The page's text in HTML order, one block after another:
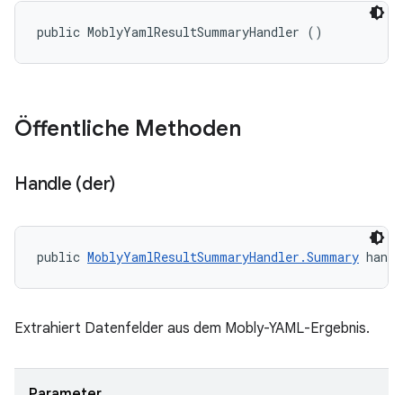
public MoblyYamlResultSummaryHandler ()
Öffentliche Methoden
Handle (der)
public MoblyYamlResultSummaryHandler.Summary
Extrahiert Datenfelder aus dem Mobly-YAML-Ergebnis.